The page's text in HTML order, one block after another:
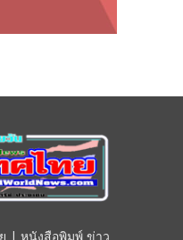
| หนังสือพิมพ์ ข่าว